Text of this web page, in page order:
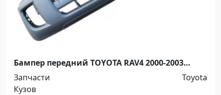
Бампер передний TOYOTA RAV4 2000-2003
Краснодар
Запчасти
Toyota
Кузов